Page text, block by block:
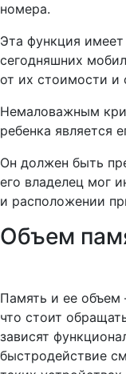
номера.
Эта функция
сегодняшних
от их стоимости и
Немаловажным
ребенка является
Он должен быть
его владелец мог
и расположении
Объем
Память и ее объем
что стоит
зависят
быстродействие